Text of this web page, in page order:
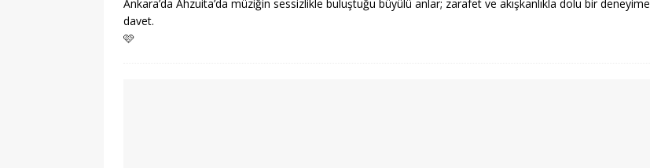
Ankara’da Ahzuita’da müziğin sessizlikle buluştuğu büyülü anlar; zarafet ve akışkanlıkla dolu bir deneyime
davet.
🩷